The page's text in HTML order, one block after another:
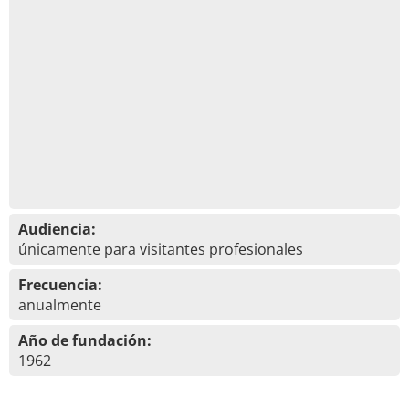
Audiencia:
únicamente para visitantes profesionales
Frecuencia:
anualmente
Año de fundación:
1962